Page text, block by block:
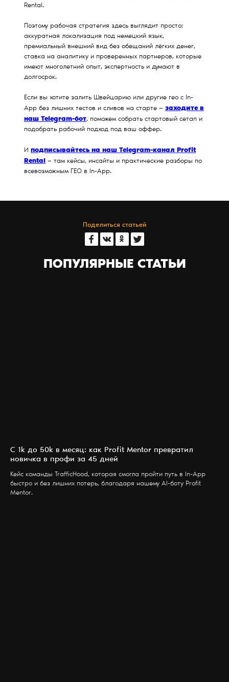
Rental.
Поэтому рабочая стратегия здесь выглядит просто:
аккуратная локализация под немецкий язык,
премиальный внешний вид без обещаний лёгких денег,
ставка на аналитику и проверенных партнеров, которые
имеют многолетний опыт, экспертность и думают в
долгосрок.
Если вы хотите залить Швейцарию или другие гео с In-
App без лишних тестов и сливов на старте — заходите в
наш Telegram-бот, поможем собрать стартовый сетап и
подобрать рабочий подход под ваш оффер.
И подписывайтесь на наш Telegram-канал Profit
Rental
— там кейсы, инсайты и практические разборы по
всевозможным ГЕО в In-App.
Поделиться статьей
ПОПУЛЯРНЫЕ СТАТЬИ
С 1k до 50k в месяц: как Profit Mentor превратил
новичка в профи за 45 дней
Кейс команды TrafficHood, которая смогла пройти путь в In-App
быстро и без лишних потерь, благодаря нашему AI-боту Profit
Mentor.